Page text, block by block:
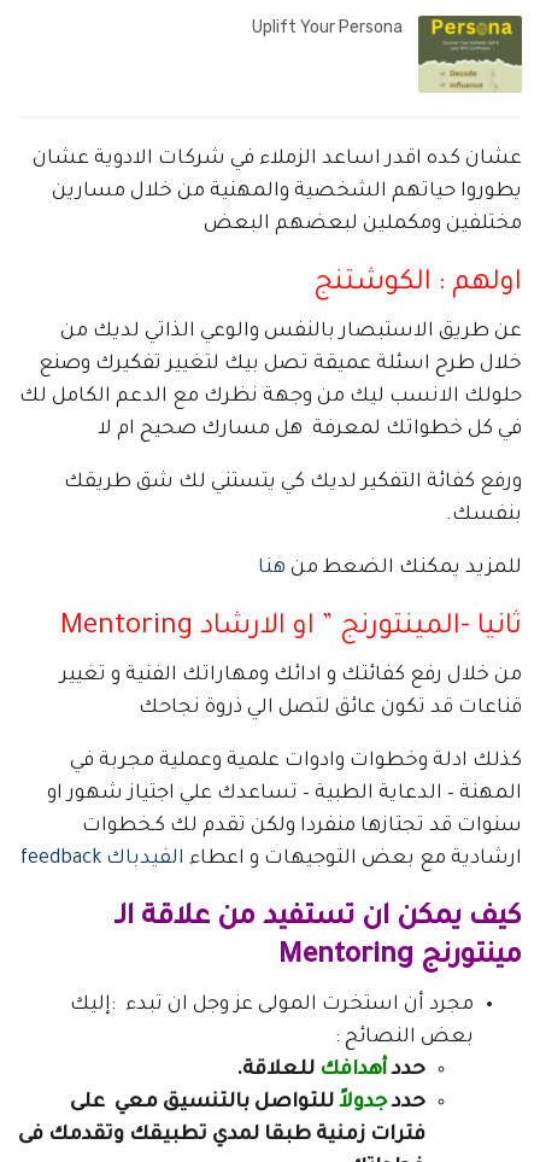
Uplift Your Persona
عشان كده اقدر اساعد الزملاء في شركات الادوية عشان
يطوروا حياتهم الشخصية والمهنية من خلال مسارين
مختلفين ومكملين لبعضهم البعض
اولهم : الكوشتنج
عن طريق الاستبصار بالنفس والوعي الذاتي لديك من
خلال طرح اسئلة عميقة تصل بيك لتغيير تفكيرك وصنع
حلولك الانسب ليك من وجهة نظرك مع الدعم الكامل لك
في كل خطواتك لمعرفة هل مسارك صحيح ام لا
ورفع كفائة التفكير لديك كي يتستني لك شق طريقك
بنفسك.
للمزيد يمكنك الضعط من هنا
ثانيا -المينتورنج ” او الارشاد Mentoring
من خلال رفع كفائتك و ادائك ومهاراتك الفنية و تغيير
قناعات قد تكون عائق لتصل الي ذروة نجاحك
كذلك ادلة وخطوات وادوات علمية وعملية مجربة في
المهنة – الدعاية الطبية – تساعدك علي اجتياز شهور او
سنوات قد تجتازها منفردا ولكن تقدم لك كـخطوات
ارشادية مع بعض التوجيهات و اعطاء الفيدباك feedback
كيف يمكن ان تستفيد من علاقة الـ
مينتورنج Mentoring
مجرد أن استخرت المولى عز وجل ان تبدء :إليك
بعض النصائح :
حددأهدافك للعلاقة.
حددجدولاً للتواصل بالتنسيق معي على
فترات زمنية طبقا لمدي تطبيقك وتقدمك فى